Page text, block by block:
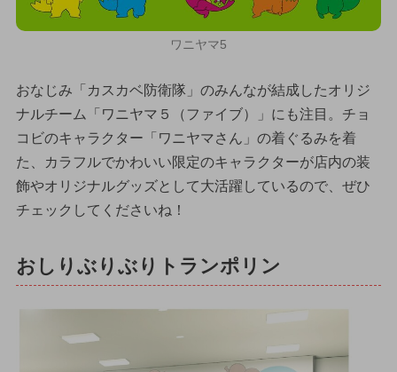
ワニヤマ5
おなじみ「カスカベ防衛隊」のみんなが結成したオリジ
ナルチーム「ワニヤマ５（ファイブ）」にも注目。チョ
コビのキャラクター「ワニヤマさん」の着ぐるみを着
た、カラフルでかわいい限定のキャラクターが店内の装
飾やオリジナルグッズとして大活躍しているので、ぜひ
チェックしてくださいね！
おしりぶりぶりトランポリン